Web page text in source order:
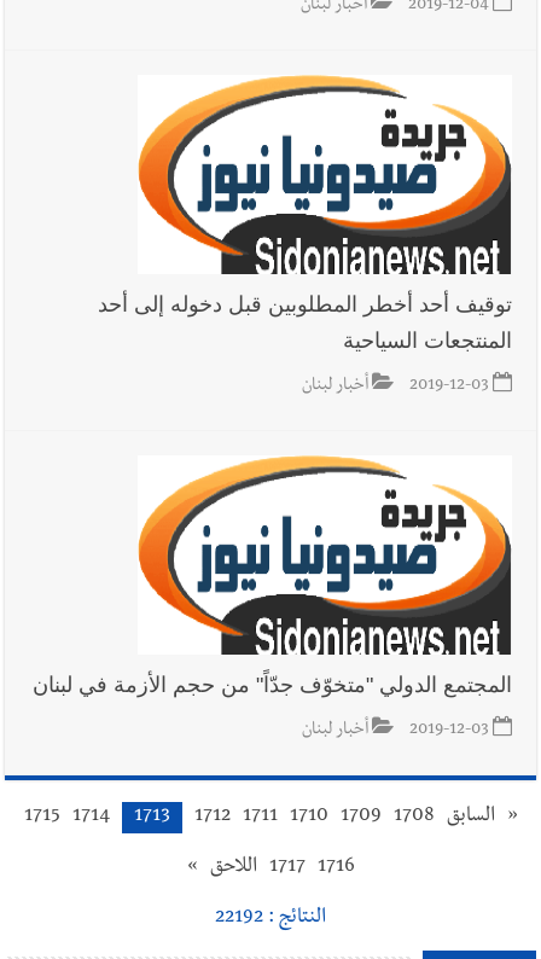
2019-12-04 أخبار لبنان
توقيف أحد أخطر المطلوبين قبل دخوله إلى أحد
المنتجعات السياحية
2019-12-03 أخبار لبنان
المجتمع الدولي "متخوّف جدّاً" من حجم الأزمة في لبنان
2019-12-03 أخبار لبنان
« السابق 1708
1709
1710
1711
1712
1713
1714
1715
1716
1717 اللاحق »
النتائج : 22192